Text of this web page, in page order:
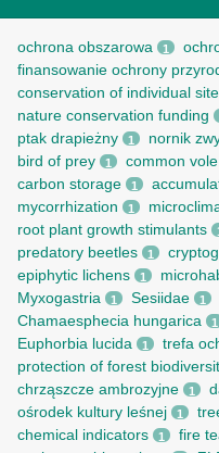
ochrona obszarowa 1
finansowanie ochrony
conservation of individual
nature conservation funding
ptak drapieżny 1 nornik
bird of prey 1 common vole
carbon storage 1
mycorrhization 1
root рlant growth stimulants
predatory beetles 1
epiphytic lichens 1
Myxogastria 1 Sesiidae 1
Chamaesphecia hungarica 1
Euphorbia lucida 1 trefa
protection of forest
chrząszcze ambrozyjne 1
ośrodek kultury leśnej 1
chemical indicators 1 fire